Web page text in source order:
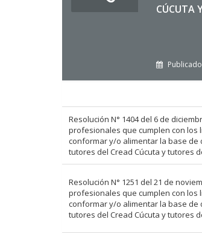
CÚCUTA
Resolución N° 1404 del 6 de
profesionales que cumplen con los
conformar y/o alimentar la base de
tutores del Cread Cúcuta y tutores
Resolución N° 1251 del 21 de
profesionales que cumplen con los
conformar y/o alimentar la base de
tutores del Cread Cúcuta y tutores